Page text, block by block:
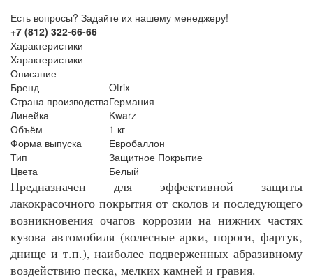
Есть вопросы? Задайте их нашему менеджеру!
+7 (812) 322-66-66
Характеристики
Характеристики
Описание
Бренд
Otrix
Страна производстваГермания
Линейка
Kwarz
Объём
1 кг
Форма выпуска
Евробаллон
Тип
Защитное Покрытие
Цвета
Белый
Предназначен для эффективной защиты
лакокрасочного покрытия от сколов и последующего
возникновения очагов коррозии на нижних частях
кузова автомобиля (колесные арки, пороги, фартук,
днище и т.п.), наиболее подверженных абразивному
воздействию песка, мелких камней и гравия.